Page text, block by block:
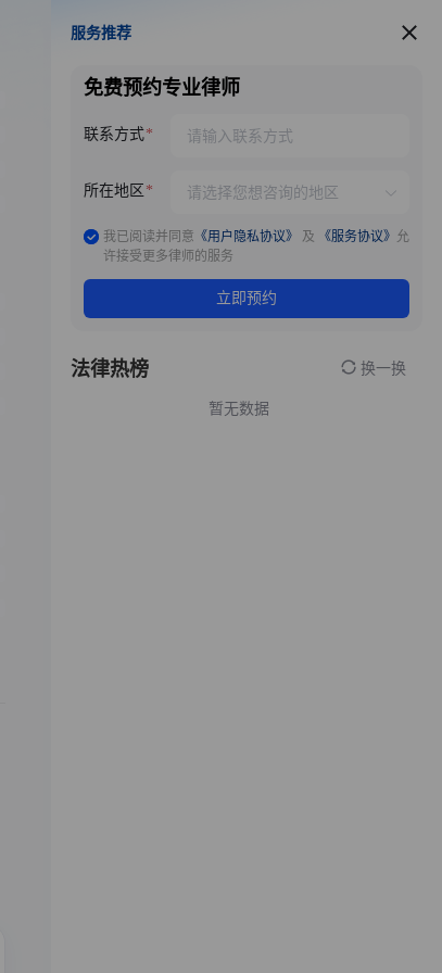
服务推荐
服务推荐
免费预约专业律师
联系方式
所在地区
我已阅读并同意 《用户隐私协议》 及 《服务协议》 允
许接受更多律师的服务
立即预约
法律热榜 换一换
暂无数据